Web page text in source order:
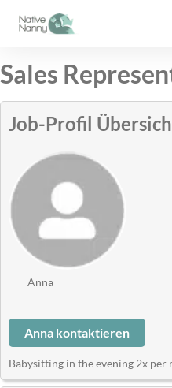
Inhalt
Sales
Job-Profil
Anna
Anna kontaktieren
Babysitting in the evening 2x per